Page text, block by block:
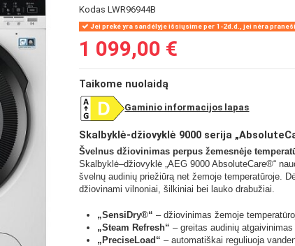
Kodas LWR96944B
Jei prekė yra sandėlyje išsiųsime per 1-2d.d., jei nėra
1 099,00 €
Taikome nuolaidą
Gaminio informacijos lapas
Skalbyklė-džiovyklė 9000 serija
Švelnus džiovinimas perpus žemesnėje
Skalbyklė–džiovyklė „AEG 9000 AbsoluteCare®“
švelnų audinių priežiūrą net žemoje temperatūroje.
džiovinami vilnoniai, šilkiniai bei lauko drabužiai.
„SensiDry®“ – džiovinimas žemoje
„Steam Refresh“ – greitas audinių
„PreciseLoad“ – automatiškai reguliuoja